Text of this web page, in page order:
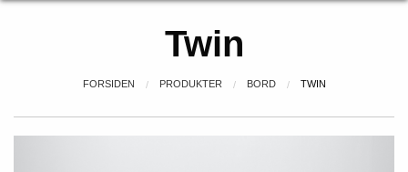
Twin
FORSIDEN PRODUKTER BORD TWIN